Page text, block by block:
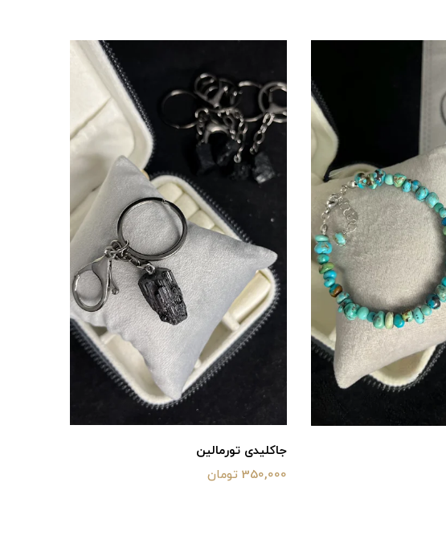
جاکلیدی تورمالین
350,000 تومان